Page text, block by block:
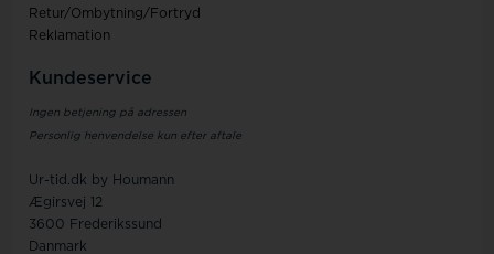
Retur/Ombytning/Fortryd
Reklamation
Kundeservice
Ingen betjening på adressen
Personlig henvendelse kun efter aftale
Ur-tid.dk by Houmann
Ægirsvej 12
3600 Frederikssund
Danmark